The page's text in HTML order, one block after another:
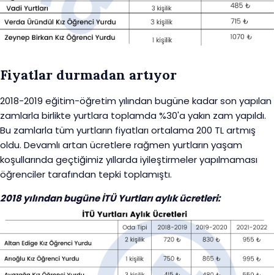
Fiyatlar durmadan artıyor
2018-2019 eğitim-öğretim yılından bugüne kadar son yapılan
zamlarla birlikte yurtlara toplamda %30'a yakın zam yapıldı.
Bu zamlarla tüm yurtların fiyatları ortalama 200 TL artmış
oldu. Devamlı artan ücretlere rağmen yurtların yaşam
koşullarında geçtiğimiz yıllarda iyileştirmeler yapılmaması
öğrenciler tarafından tepki toplamıştı.
2018 yılından bugüne İTÜ Yurtları aylık ücretleri: